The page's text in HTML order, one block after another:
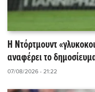
Η Ντόρτμουντ
αναφέρει το
07/08/2026 - 21:22